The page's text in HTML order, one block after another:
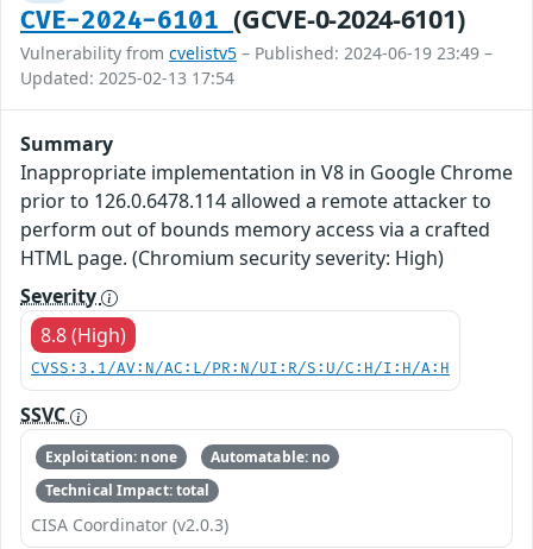
CVE-2024-6101(GCVE-0-2024-6101)
Vulnerability from cvelistv5 – Published: 2024-06-19 23:49 –
Updated: 2025-02-13 17:54
Summary
Inappropriate implementation in V8 in Google Chrome
prior to 126.0.6478.114 allowed a remote attacker to
perform out of bounds memory access via a crafted
HTML page. (Chromium security severity: High)
Severity
8.8 (High)
CVSS:3.1/AV:N/AC:L/PR:N/UI:R/S:U/C:H/I:H/A:H
SSVC
Exploitation: none
Automatable: no
Technical Impact: total
CISA Coordinator (v2.0.3)